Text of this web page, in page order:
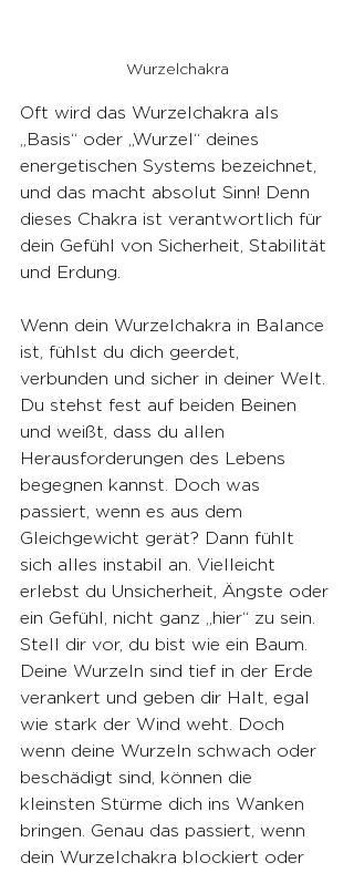
Wurzelchakra
Oft wird das Wurzelchakra als
„Basis“ oder „Wurzel“ deines
energetischen Systems bezeichnet,
und das macht absolut Sinn! Denn
dieses Chakra ist verantwortlich für
dein Gefühl von Sicherheit, Stabilität
und Erdung.
Wenn dein Wurzelchakra in Balance
ist, fühlst du dich geerdet,
verbunden und sicher in deiner Welt.
Du stehst fest auf beiden Beinen
und weißt, dass du allen
Herausforderungen des Lebens
begegnen kannst. Doch was
passiert, wenn es aus dem
Gleichgewicht gerät? Dann fühlt
sich alles instabil an. Vielleicht
erlebst du Unsicherheit, Ängste oder
ein Gefühl, nicht ganz „hier“ zu sein.
Stell dir vor, du bist wie ein Baum.
Deine Wurzeln sind tief in der Erde
verankert und geben dir Halt, egal
wie stark der Wind weht. Doch
wenn deine Wurzeln schwach oder
beschädigt sind, können die
kleinsten Stürme dich ins Wanken
bringen. Genau das passiert, wenn
dein Wurzelchakra blockiert oder